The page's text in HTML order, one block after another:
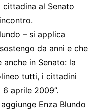
cittadina al Senato
– si applica
da anni e che
in Senato: la
tutti, i cittadini
aprile 2009”.
Enza Blundo